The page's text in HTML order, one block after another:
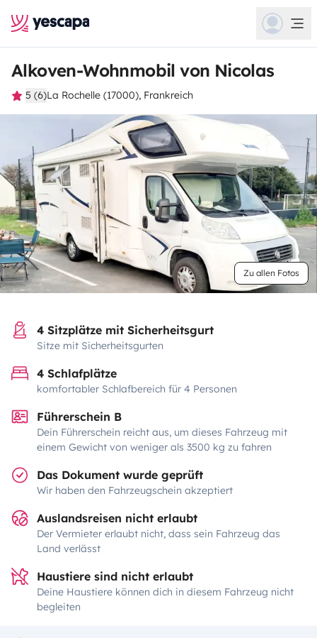
Alkoven-Wohnmobil von Nicolas
5 (6)La Rochelle (17000), Frankreich
Zu allen Fotos
4 Sitzplätze mit Sicherheitsgurt
Sitze mit Sicherheitsgurten
4 Schlafplätze
komfortabler Schlafbereich für 4 Personen
Führerschein B
Dein Führerschein reicht aus, um dieses Fahrzeug mit
einem Gewicht von weniger als 3500 kg zu fahren
Das Dokument wurde geprüft
Wir haben den Fahrzeugschein akzeptiert
Auslandsreisen nicht erlaubt
Der Vermieter erlaubt nicht, dass sein Fahrzeug das
Land verlässt
Haustiere sind nicht erlaubt
Deine Haustiere können dich in diesem Fahrzeug nicht
begleiten